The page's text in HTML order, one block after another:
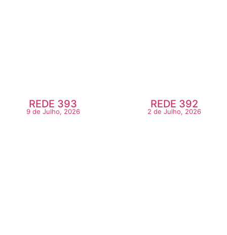
REDE 393
9 de Julho, 2026
REDE 392
2 de Julho, 2026